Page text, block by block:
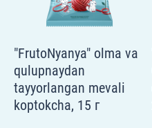
"FrutoNyanya" olma va
qulupnaydan
tayyorlangan mevali
koptokcha, 15 г